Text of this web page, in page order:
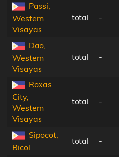
Passi,
Western
Visayas
total -
Dao,
Western
Visayas
total -
Roxas
City,
Western
Visayas
total -
Sipocot,
Bicol
total -